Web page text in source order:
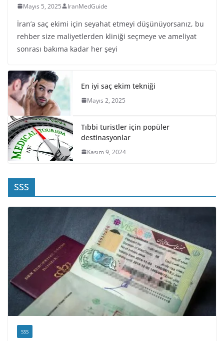
Mayıs 5, 2025 IranMedGuide
İran’a saç ekimi için seyahat etmeyi düşünüyorsanız, bu
rehber size maliyetlerden kliniği seçmeye ve ameliyat
sonrası bakıma kadar her şeyi
En iyi saç ekim tekniği
Mayıs 2, 2025
Tıbbi turistler için popüler
destinasyonlar
Kasım 9, 2024
SSS
SSS